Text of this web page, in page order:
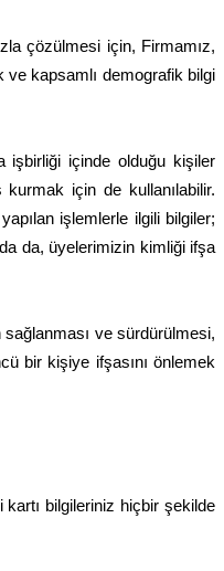
çözülmesi için, Firmamız,
ve kapsamlı demografik bilgi
işbirliği içinde olduğu kişiler
için de kullanılabilir.
işlemlerle ilgili bilgiler;
da, üyelerimizin kimliği ifşa
ve sürdürülmesi,
bir kişiye ifşasını önlemek
kartı bilgileriniz hiçbir şekilde